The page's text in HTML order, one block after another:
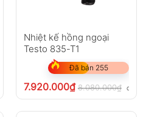
Nhiệt kế hồng ngoại
Testo 835-T1
Đã bán 255
7.920.000₫ 8.080.000₫ chưa